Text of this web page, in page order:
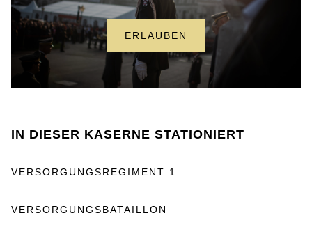
ERLAUBEN
IN DIESER KASERNE STATIONIERT
VERSORGUNGSREGIMENT 1
VERSORGUNGSBATAILLON